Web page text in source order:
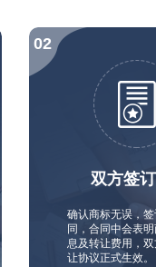
双方签
确认商标无误，
同，合同中会表
息及转让费用，
让协议正式生效。